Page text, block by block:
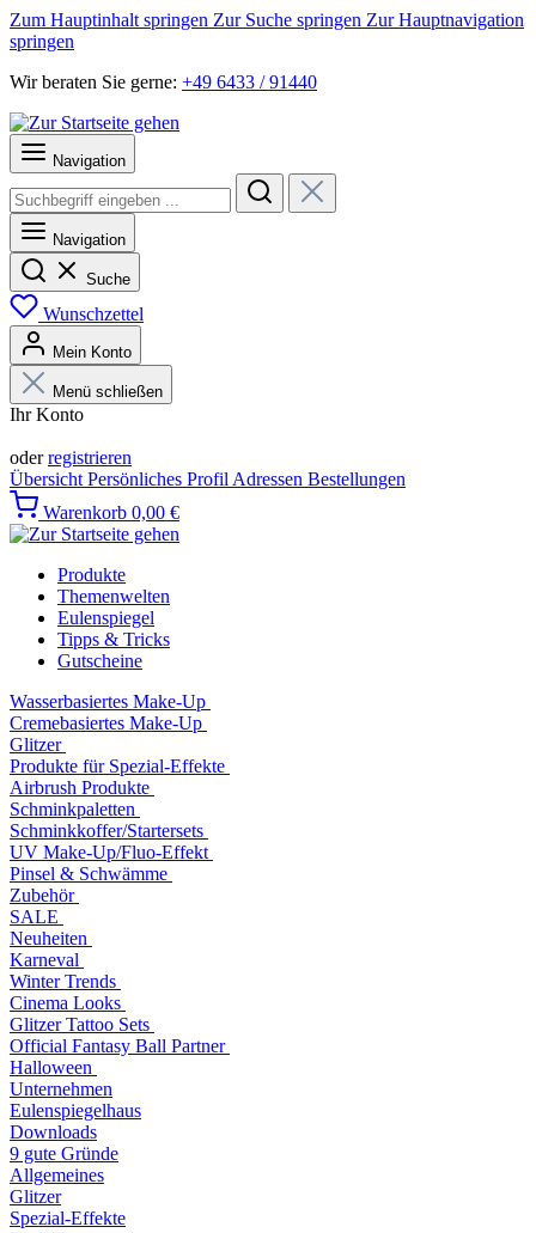
Zum Hauptinhalt springen Zur Suche springen Zur Hauptnavigation
springen
Wir beraten Sie gerne: +49 6433 / 91440
Navigation
Navigation
Suche
Wunschzettel
Mein Konto
Menü schließen
Ihr Konto
oderregistrieren
Übersicht Persönliches Profil Adressen Bestellungen
Warenkorb 0,00 €
Produkte
Themenwelten
Eulenspiegel
Tipps & Tricks
Gutscheine
Wasserbasiertes Make-Up
Cremebasiertes Make-Up
Glitzer
Produkte für Spezial-Effekte
Airbrush Produkte
Schminkpaletten
Schminkkoffer/Startersets
UV Make-Up/Fluo-Effekt
Pinsel & Schwämme
Zubehör
SALE
Neuheiten
Karneval
Winter Trends
Cinema Looks
Glitzer Tattoo Sets
Official Fantasy Ball Partner
Halloween
Unternehmen
Eulenspiegelhaus
Downloads
9 gute Gründe
Allgemeines
Glitzer
Spezial-Effekte